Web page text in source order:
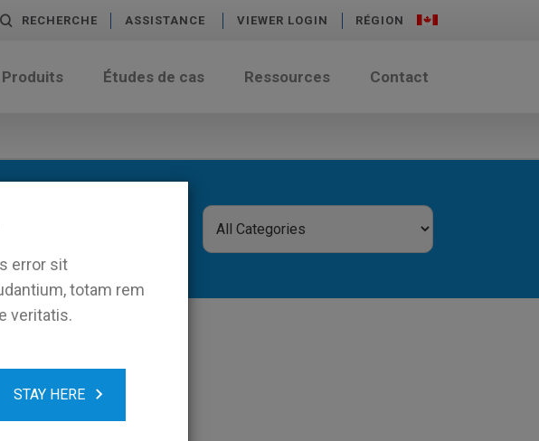
error sit
totam rem
veritatis.
STAY HERE
RECHERCHE ASSISTANCE VIEWER LOGIN RÉGION
Produits Études de cas Ressources Contact